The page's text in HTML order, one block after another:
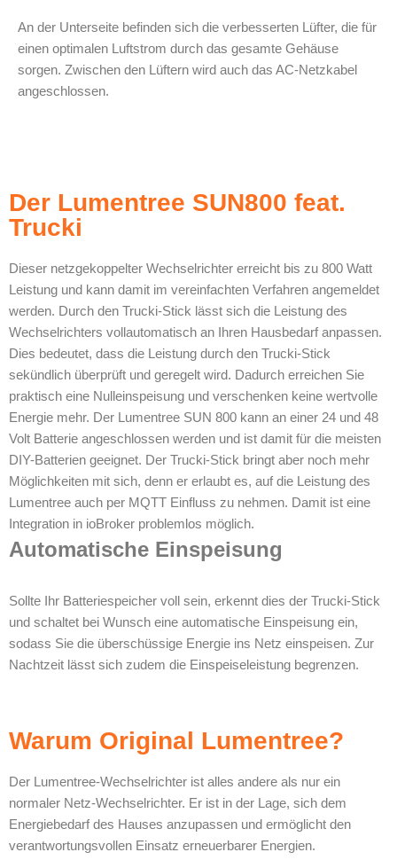
An der Unterseite befinden sich die verbesserten Lüfter, die für
einen optimalen Luftstrom durch das gesamte Gehäuse
sorgen. Zwischen den Lüftern wird auch das AC-Netzkabel
angeschlossen.
Der Lumentree SUN800 feat.
Trucki
Dieser netzgekoppelter Wechselrichter erreicht bis zu 800 Watt
Leistung und kann damit im vereinfachten Verfahren angemeldet
werden. Durch den Trucki-Stick lässt sich die Leistung des
Wechselrichters vollautomatisch an Ihren Hausbedarf anpassen.
Dies bedeutet, dass die Leistung durch den Trucki-Stick
sekündlich überprüft und geregelt wird. Dadurch erreichen Sie
praktisch eine Nulleinspeisung und verschenken keine wertvolle
Energie mehr. Der Lumentree SUN 800 kann an einer 24 und 48
Volt Batterie angeschlossen werden und ist damit für die meisten
DIY-Batterien geeignet. Der Trucki-Stick bringt aber noch mehr
Möglichkeiten mit sich, denn er erlaubt es, auf die Leistung des
Lumentree auch per MQTT Einfluss zu nehmen. Damit ist eine
Integration in ioBroker problemlos möglich.
Automatische Einspeisung
Sollte Ihr Batteriespeicher voll sein, erkennt dies der Trucki-Stick
und schaltet bei Wunsch eine automatische Einspeisung ein,
sodass Sie die überschüssige Energie ins Netz einspeisen. Zur
Nachtzeit lässt sich zudem die Einspeiseleistung begrenzen.
Warum Original Lumentree?
Der Lumentree-Wechselrichter ist alles andere als nur ein
normaler Netz-Wechselrichter. Er ist in der Lage, sich dem
Energiebedarf des Hauses anzupassen und ermöglicht den
verantwortungsvollen Einsatz erneuerbarer Energien.